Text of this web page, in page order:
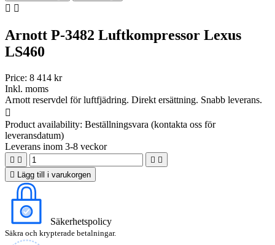
 
Arnott P-3482 Luftkompressor Lexus
LS460
Price: 8 414 kr
Inkl. moms
Arnott reservdel för luftfjädring. Direkt ersättning. Snabb leverans.

Product availability: Beställningsvara (kontakta oss för
leveransdatum)
Leverans inom 3-8 veckor
   

Lägg till i varukorgen
Säkerhetspolicy
Säkra och krypterade betalningar.